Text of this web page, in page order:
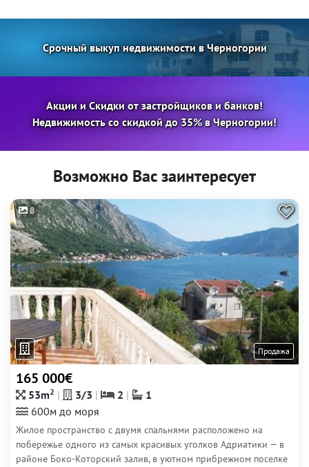
Срочный выкуп недвижимости в Черногории
Акции и Скидки от застройщиков и банков!
Недвижимость со скидкой до 35% в Черногории!
Возможно Вас заинтересует
8
Продажа
165 000€
53m2 3/3 2
1
600м до моря
Жилое пространство с двумя спальнями расположено на
побережье одного из самых красивых уголков Адриатики — в
районе Боко-Которский залив, в уютном прибрежном поселке